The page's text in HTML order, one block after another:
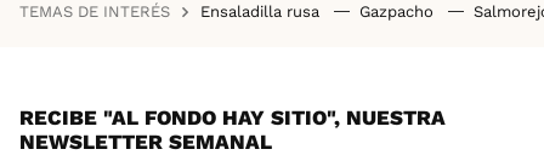
TEMAS DE INTERÉS Ensaladilla rusa Gazpacho
RECIBE "AL FONDO HAY SITIO", NUESTRA
NEWSLETTER SEMANAL